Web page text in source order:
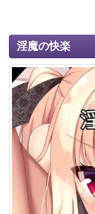
淫魔の快楽